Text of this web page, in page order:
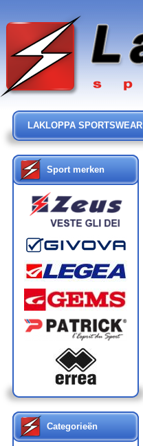
LAKLOPPA SPORTSWEAR
Sport merken
Categorieën